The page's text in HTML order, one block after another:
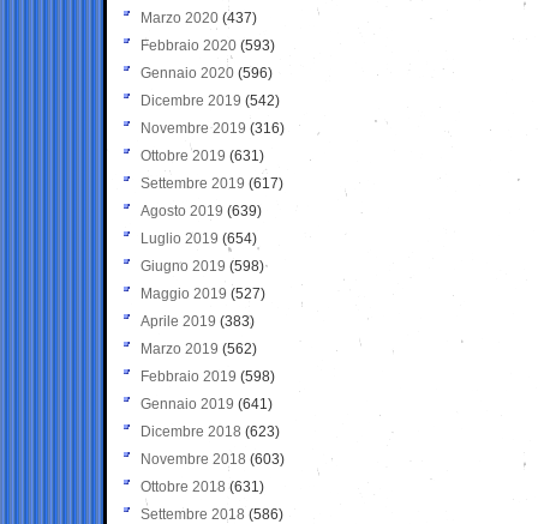
Marzo 2020 (437)
Febbraio 2020 (593)
Gennaio 2020 (596)
Dicembre 2019 (542)
Novembre 2019 (316)
Ottobre 2019 (631)
Settembre 2019 (617)
Agosto 2019 (639)
Luglio 2019 (654)
Giugno 2019 (598)
Maggio 2019 (527)
Aprile 2019 (383)
Marzo 2019 (562)
Febbraio 2019 (598)
Gennaio 2019 (641)
Dicembre 2018 (623)
Novembre 2018 (603)
Ottobre 2018 (631)
Settembre 2018 (586)